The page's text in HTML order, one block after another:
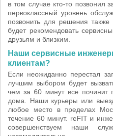
в том случае кто-то позвонил
первоклассный уровень
позвонить для решения
будет рекомендовать
друзьям и близким.
Наши сервисные
клиентам?
Если неожиданно перестал
лучшим выбором будет
чем за 60 минут все
дома. Наши курьеры или
любое место в пределах
течение 60 минут. reFIT и
совершенствуем наши